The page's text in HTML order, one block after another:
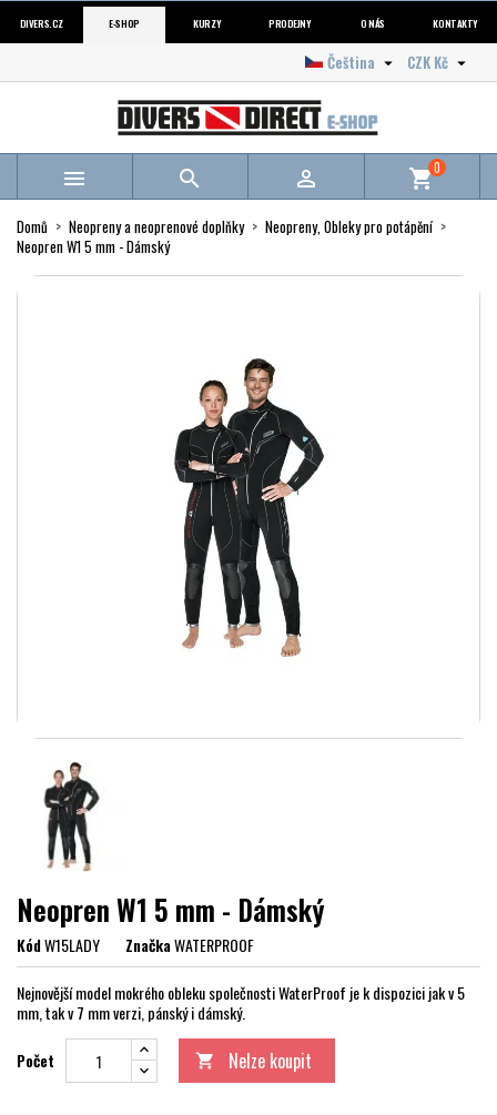
DIVERS.CZ E-SHOP KURZY PRODEJNY O NÁS KONTAKTY
CZK Kč 
Čeština 
   shopping_cart0
Domů Neopreny a neoprenové doplňky
Neopreny, Obleky pro potápění
Neopren W1 5 mm - Dámský
Neopren W1 5 mm - Dámský
KódW15LADY ZnačkaWATERPROOF
Nejnovější model mokrého obleku společnosti WaterProof je k dispozici jak v 5
mm, tak v 7 mm verzi, pánský i dámský.
Počet  Nelze koupit